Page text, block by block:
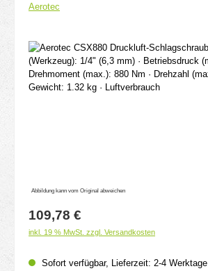
Aerotec
Bildergalerie überspringen
Abbildung kann vom Original abweichen
Regulärer Preis:
109,78 €
inkl. 19 % MwSt. zzgl. Versandkosten
Sofort verfügbar, Lieferzeit: 2-4 Werktage